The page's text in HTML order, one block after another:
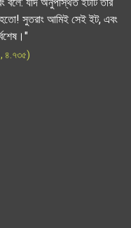
হতো! সুতরাং আমিই সেই ইট, এবং
৪.৭৩৫)